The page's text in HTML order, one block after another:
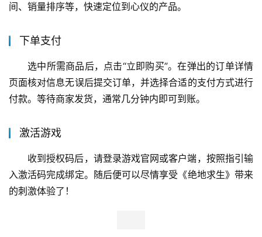
间、销量排序等，快速定位到心仪的产品。
下单支付
选中所需商品后，点击“立即购买”。在弹出的订单详情
页面核对信息无误后提交订单，并选择合适的支付方式进行
付款。等待商家发货，通常几分钟内即可到账。
激活游戏
收到授权码后，请登录游戏官网或客户端，按照指引输
入激活码完成绑定。随后便可以尽情享受《绝地求生》带来
的刺激体验了！